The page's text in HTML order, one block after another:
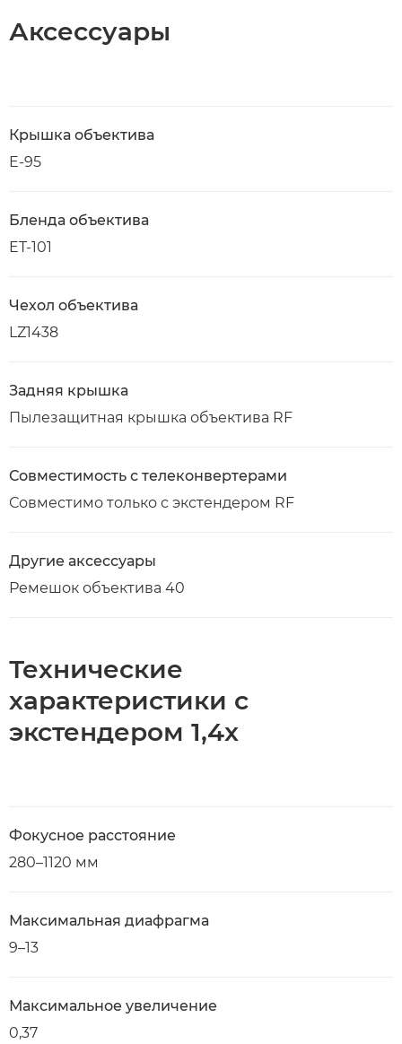
Аксессуары
Крышка объектива
E-95
Бленда объектива
ET-101
Чехол объектива
LZ1438
Задняя крышка
Пылезащитная крышка объектива RF
Совместимость с телеконвертерами
Совместимо только с экстендером RF
Другие аксессуары
Ремешок объектива 40
Технические
характеристики с
экстендером 1,4x
Фокусное расстояние
280–1120 мм
Максимальная диафрагма
9–13
Максимальное увеличение
0,37